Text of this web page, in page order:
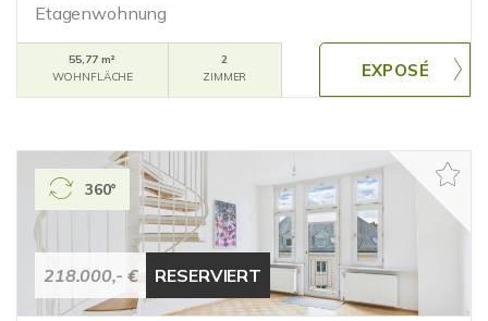
Etagenwohnung
55,77 m²
WOHNFLÄCHE
2
ZIMMER
218.000,- € RESERVIERT
360°